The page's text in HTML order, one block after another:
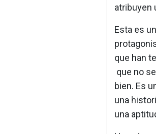
atribuyen
Esta es
que han
que no
bien. Es
una
una